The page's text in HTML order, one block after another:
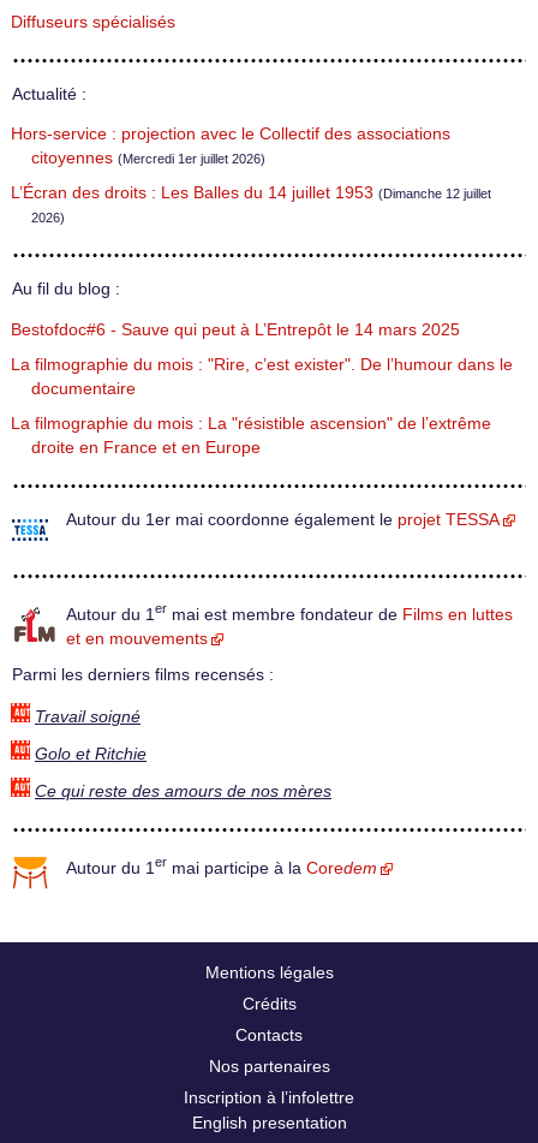
Diffuseurs spécialisés
Actualité :
Hors-service : projection avec le Collectif des associations
citoyennes (Mercredi 1er juillet 2026)
L’Écran des droits : Les Balles du 14 juillet 1953 (Dimanche 12 juillet
2026)
Au fil du blog :
Bestofdoc#6 - Sauve qui peut à L’Entrepôt le 14 mars 2025
La filmographie du mois : "Rire, c’est exister". De l’humour dans le
documentaire
La filmographie du mois : La "résistible ascension" de l’extrême
droite en France et en Europe
Autour du 1er mai coordonne également le projet TESSA
Autour du 1 er mai est membre fondateur de Films en luttes
et en mouvements
Parmi les derniers films recensés :
Travail soigné
Golo et Ritchie
Ce qui reste des amours de nos mères
Autour du 1 er mai participe à la Coredem
Mentions légales
Crédits
Contacts
Nos partenaires
Inscription à l’infolettre
English presentation